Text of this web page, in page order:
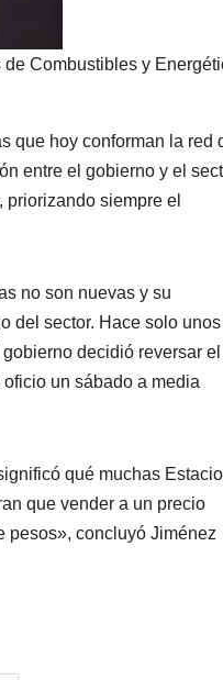
Combustibles y
que hoy conforman la red
entre el gobierno y el
siempre el
no son nuevas y su
del sector. Hace solo unos
decidió reversar el
un sábado a media
qué muchas
que vender a un precio
pesos», concluyó Jiménez